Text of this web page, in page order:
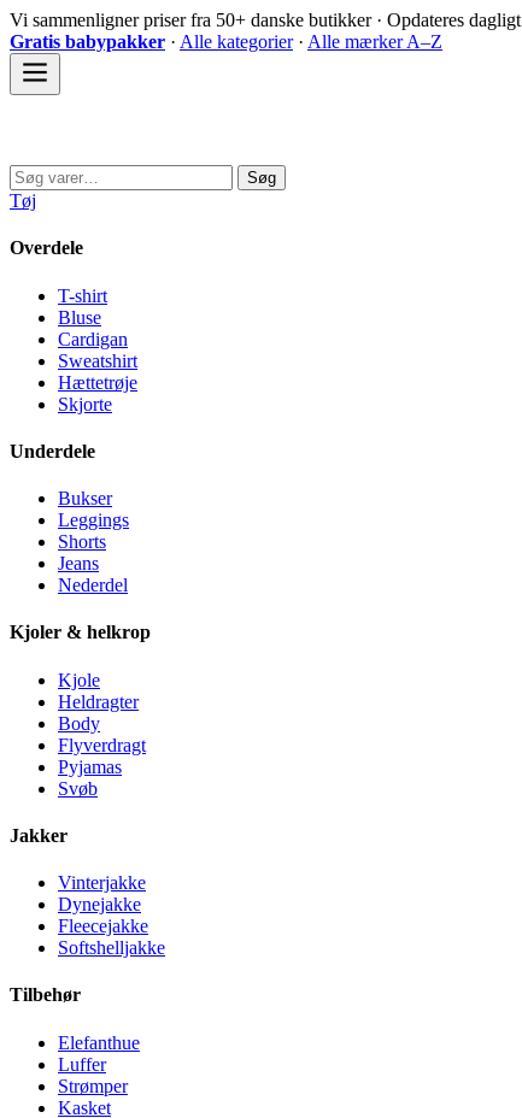
Spring
til
indhold
Vi sammenligner priser fra 50+ danske butikker · Opdateres dagligt
Gratis babypakker · Alle kategorier· Alle mærker A–Z
Søg
efter:
Søg
Tøj
Overdele
T-shirt
Bluse
Cardigan
Sweatshirt
Hættetrøje
Skjorte
Underdele
Bukser
Leggings
Shorts
Jeans
Nederdel
Kjoler & helkrop
Kjole
Heldragter
Body
Flyverdragt
Pyjamas
Svøb
Jakker
Vinterjakke
Dynejakke
Fleecejakke
Softshelljakke
Tilbehør
Elefanthue
Luffer
Strømper
Kasket